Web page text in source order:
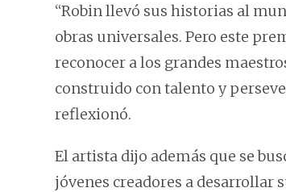
“Robin llevó sus historias al
obras universales. Pero este
reconocer a los grandes
construido con talento y
reflexionó.
El artista dijo además que se
jóvenes creadores a desarrollar